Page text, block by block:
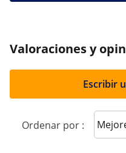
Valoraciones y
Escribir
Ordenar por : Sort